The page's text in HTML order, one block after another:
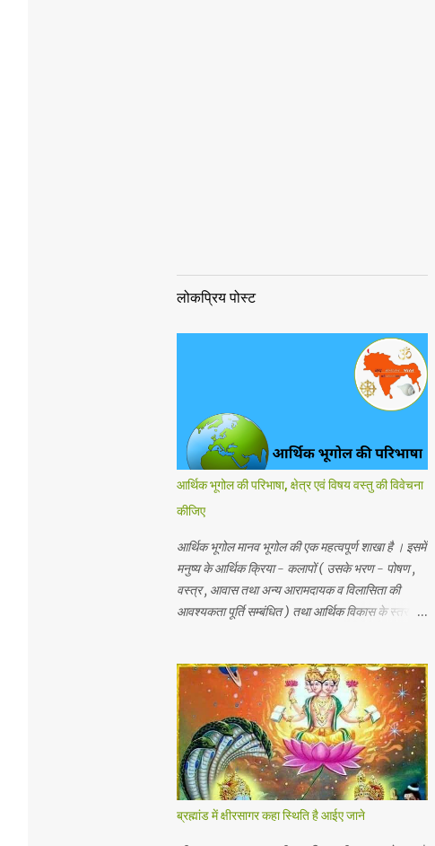
लोकप्रिय पोस्ट
आर्थिक भूगोल की परिभाषा, क्षेत्र एवं विषय वस्तु की विवेचना
कीजिए
आर्थिक भूगोल मानव भूगोल की एक महत्वपूर्ण शाखा है । इसमें
मनुष्य के आर्थिक क्रिया - कलापों ( उसके भरण - पोषण ,
वस्त्र , आवास तथा अन्य आरामदायक व विलासिता की
आवश्यकता पूर्ति सम्बंधित ) तथा आर्थिक विकास के स्तर का
भिन्नता होती है, अतः इनका पारस्परिक सम्बन्ध भी भिन्न होता
है, जिसके आर्थिक भूगोल के अंतर्गत इन्ही क्षेत्रीय आर्थिक
भिन्नताओ का अध्ययन किया जाता है। आर्थिक भूगोल की
कुछ विद्वानों ने निम्नलिखित प्रमुख परिभाषाएं दी है। 1.प्रो .
ब्राउन के शब्दों में - आर्थिक भूगोल की वह शाखा है जिसमें
प्राकृतिक वातावरण ( जड़ और चेतन ) के मनुष्य की आर्थिक
क्रियाओं पर पड़ने वाले प्रभावों का अध्ययन होता है। 2.
रूरबैक के शब्दों में - "आर्थिक भूगोल एक क्षेत्र के आर्थिक
ब्रह्मांड में क्षीरसागर कहा स्थिति है आईए जाने